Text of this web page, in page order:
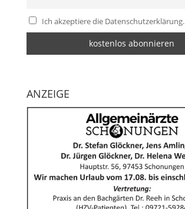
Ich akzeptiere die Datenschutzerklärung.
ANZEIGE